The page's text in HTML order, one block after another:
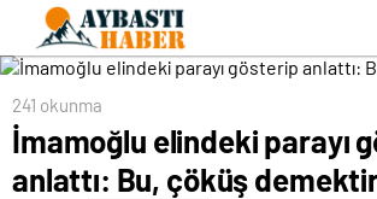
241 okunma
İmamoğlu elindeki parayı
anlattı: Bu, çöküş